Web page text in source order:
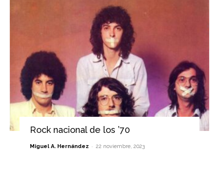
Rock nacional de los ’70
Miguel A. Hernández - 22 noviembre, 2023